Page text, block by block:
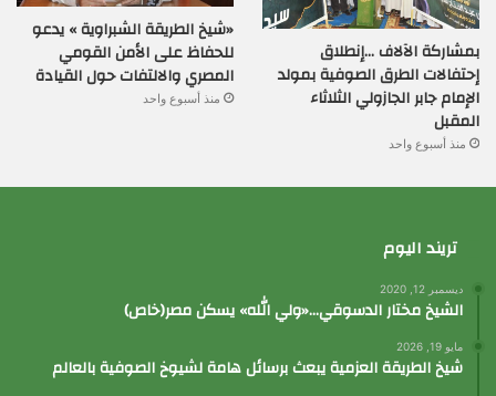
بمشاركة الآلاف …إنطلاق
إحتفالات الطرق الصوفية بمولد
الإمام جابر الجازولي الثلاثاء
المقبل
منذ أسبوع واحد
«شيخ الطريقة الشبراوية » يدعو
للحفاظ على الأمن القومي
المصري والالتفات حول القيادة
منذ أسبوع واحد
تريند اليوم
ديسمبر 12, 2020
الشيخ مختار الدسوقي…«ولي الله» يسكن مصر(خاص)
مايو 19, 2026
شيخ الطريقة العزمية يبعث برسائل هامة لشيوخ الصوفية بالعالم